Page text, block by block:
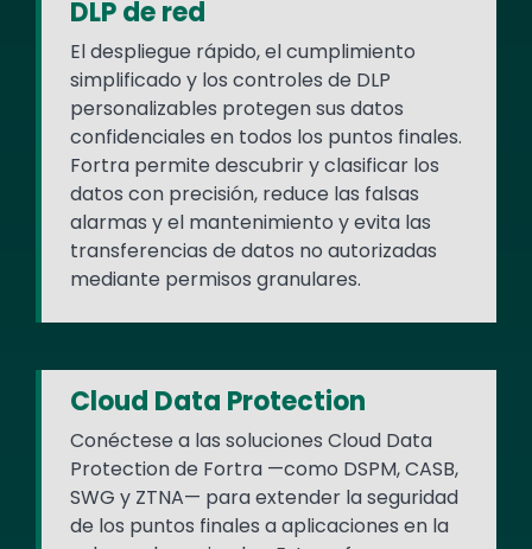
DLP de red
El despliegue rápido, el cumplimiento
simplificado y los controles de DLP
personalizables protegen sus datos
confidenciales en todos los puntos finales.
Fortra permite descubrir y clasificar los
datos con precisión, reduce las falsas
alarmas y el mantenimiento y evita las
transferencias de datos no autorizadas
mediante permisos granulares.
Cloud Data Protection
Conéctese a las soluciones Cloud Data
Protection de Fortra —como DSPM, CASB,
SWG y ZTNA— para extender la seguridad
de los puntos finales a aplicaciones en la